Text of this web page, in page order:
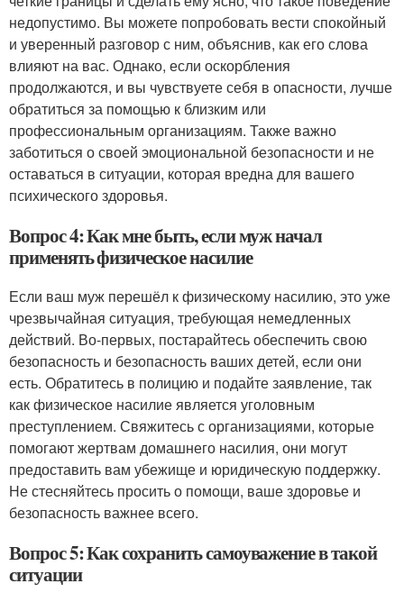
недопустимо. Вы можете попробовать вести спокойный
и уверенный разговор с ним, объяснив, как его слова
влияют на вас. Однако, если оскорбления
продолжаются, и вы чувствуете себя в опасности, лучше
обратиться за помощью к близким или
профессиональным организациям. Также важно
заботиться о своей эмоциональной безопасности и не
оставаться в ситуации, которая вредна для вашего
психического здоровья.
Вопрос 4: Как мне быть, если муж начал
применять физическое насилие
Если ваш муж перешёл к физическому насилию, это уже
чрезвычайная ситуация, требующая немедленных
действий. Во-первых, постарайтесь обеспечить свою
безопасность и безопасность ваших детей, если они
есть. Обратитесь в полицию и подайте заявление, так
как физическое насилие является уголовным
преступлением. Свяжитесь с организациями, которые
помогают жертвам домашнего насилия, они могут
предоставить вам убежище и юридическую поддержку.
Не стесняйтесь просить о помощи, ваше здоровье и
безопасность важнее всего.
Вопрос 5: Как сохранить самоуважение в такой
ситуации